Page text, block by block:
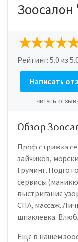
Зоосалон
Рейтинг: 5.0 из
Написать
читать
Обзор
Проф стрижка
зайчиков,
Груминг.
сервисы
выстригание
СПА, массаж.
шпаклевка.
Еще в нашем